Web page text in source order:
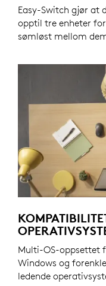
Easy-Switch gjør at
opptil tre enheter
sømløst mellom
Multi-OS-oppsettet
Windows og
ledende